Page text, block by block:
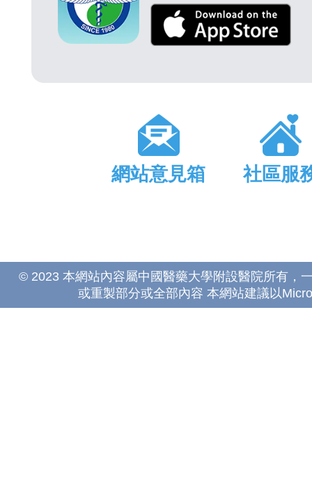
網站意見箱 社區服
© 2023 本網站內容屬中國醫藥大學附設醫院所有，
或重製部分或全部內容 本網站建議以